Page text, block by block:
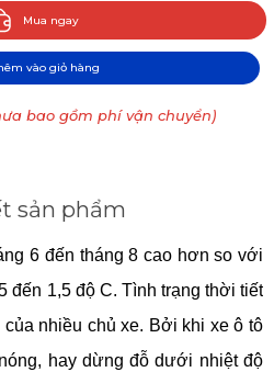
Mua ngay
vào giỏ hàng
bao gồm phí vận chuyển)
sản phẩm
6 đến tháng 8 cao hơn so với
đến 1,5 độ C. Tình trạng thời tiết
nhiều chủ xe. Bởi khi xe ô tô
hay dừng đỗ dưới nhiệt độ